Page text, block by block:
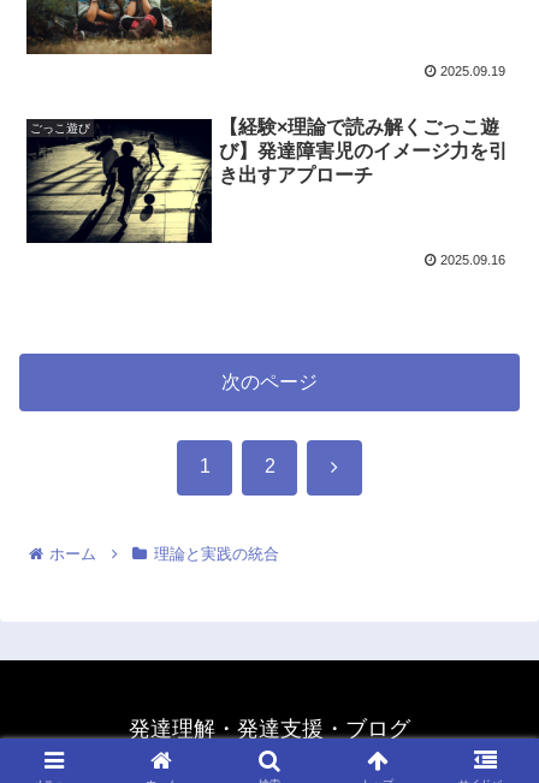
2025.09.19
ごっこ遊び
【経験×理論で読み解くごっこ遊
び】発達障害児のイメージ力を引
き出すアプローチ
2025.09.16
次のページ
1 2 次
ホーム 理論と実践の統合
発達理解・発達支援・ブログ
© 2020 発達理解・発達支援・ブログ.